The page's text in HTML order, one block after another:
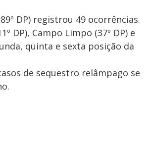
DP) registrou 49 ocorrências.
DP), Campo Limpo (37º DP) e
quinta e sexta posição da
de sequestro relâmpago se